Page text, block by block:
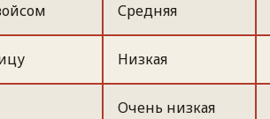
Средняя
Низкая
Очень низкая